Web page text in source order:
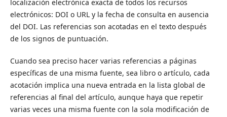
localización electrónica exacta de todos los recursos
electrónicos: DOI o URL y la fecha de consulta en ausencia
del DOI. Las referencias son acotadas en el texto después
de los signos de puntuación.
Cuando sea preciso hacer varias referencias a páginas
específicas de una misma fuente, sea libro o artículo, cada
acotación implica una nueva entrada en la lista global de
referencias al final del artículo, aunque haya que repetir
varias veces una misma fuente con la sola modificación de